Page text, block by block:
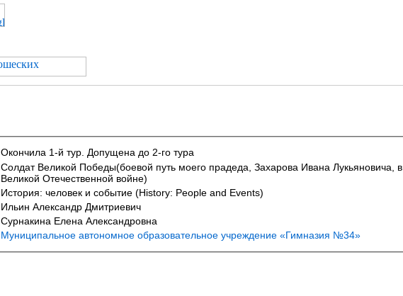
Окончила 1-й тур. Допущена до 2-го тура
Солдат Великой Победы(боевой путь моего прадеда, Захарова Ивана Лукьяновича, в
Великой Отечественной войне)
История: человек и событие (History: People and Events)
Ильин Александр Дмитриевич
Сурнакина Елена Александровна
Муниципальное автономное образовательное учреждение «Гимназия №34»